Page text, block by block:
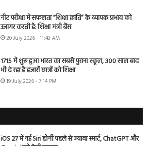
नीट परीक्षा में सफलता “शिक्षा क्रांति” के व्यापक प्रभाव को
उजागर करती है: शिक्षा मंत्री बैंस
20 July 2026 - 11:43 AM
1715 में शुरू हुआ भारत का सबसे पुराना स्कूल, 300 साल बाद
भी दे रहा है हजारों छात्रों को शिक्षा
19 July 2026 - 7:14 PM
iOS 27 में नई Siri होगी पहले से ज्यादा स्मार्ट, ChatGPT और